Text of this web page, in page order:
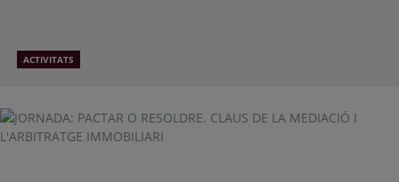
ACTIVITATS